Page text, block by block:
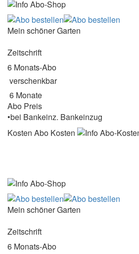
Mein schöner Garten
Zeitschrift
6 Monats-Abo
verschenkbar
6 Monate
Abo Preis
•bei Bankeinz. Bankeinzug
Kosten Abo Kosten
Mein schöner Garten
Zeitschrift
6 Monats-Abo